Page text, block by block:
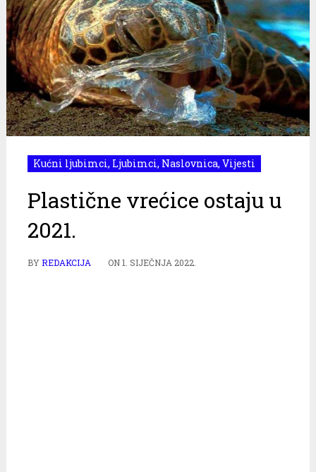
Kućni ljubimci, Ljubimci, Naslovnica, Vijesti
Plastične vrećice ostaju u
2021.
BYREDAKCIJA ON1. SIJEČNJA 2022.